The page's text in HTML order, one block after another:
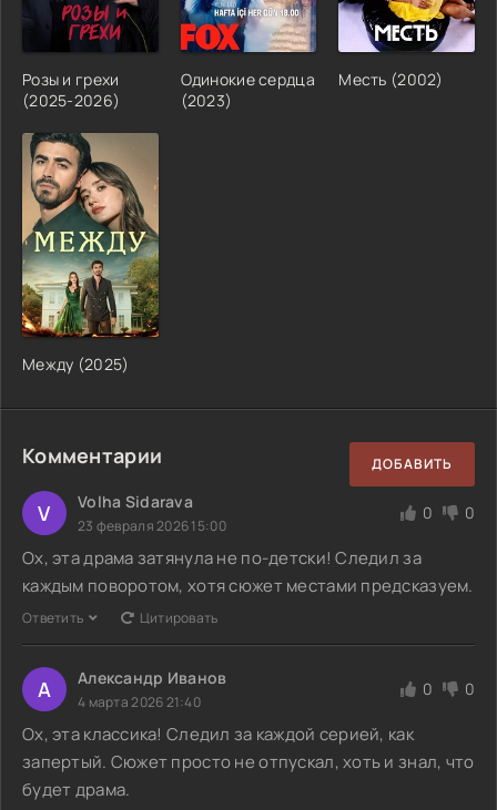
Розы и грехи
(2025-2026)
Одинокие сердца
(2023)
Месть (2002)
Между (2025)
Комментарии ДОБАВИТЬ
V Volha Sidarava
23 февраля 2026 15:00
0 0
Ох, эта драма затянула не по-детски! Следил за
каждым поворотом, хотя сюжет местами предсказуем.
Ответить Цитировать
А Александр Иванов
4 марта 2026 21:40
0 0
Ох, эта классика! Следил за каждой серией, как
запертый. Сюжет просто не отпускал, хоть и знал, что
будет драма.